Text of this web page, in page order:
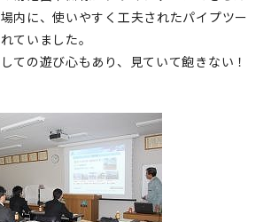
内に、使いやすく工夫されたパイプツー
ていました。
ての遊び心もあり、見ていて飽きない！